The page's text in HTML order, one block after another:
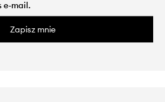
Zapisz mnie